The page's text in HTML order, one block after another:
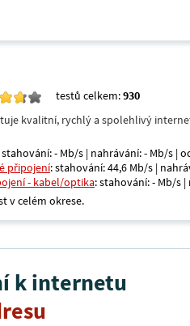
testů celkem:930
kvalitní, rychlý a spolehlivý
stahování: - Mb/s | nahrávání: - Mb/s |
připojení: stahování: 44,6 Mb/s |
- kabel/optika: stahování: - Mb/s
v celém okrese.
k internetu